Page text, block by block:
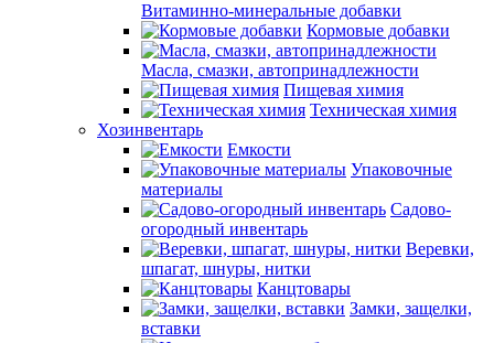
Витаминно-минеральные добавки
Кормовые добавки
Масла, смазки, автопринадлежности
Пищевая химия
Техническая химия
Хозинвентарь
Емкости
Упаковочные
материалы
Садово-
огородный инвентарь
Веревки,
шпагат, шнуры, нитки
Канцтовары
Замки, защелки,
вставки